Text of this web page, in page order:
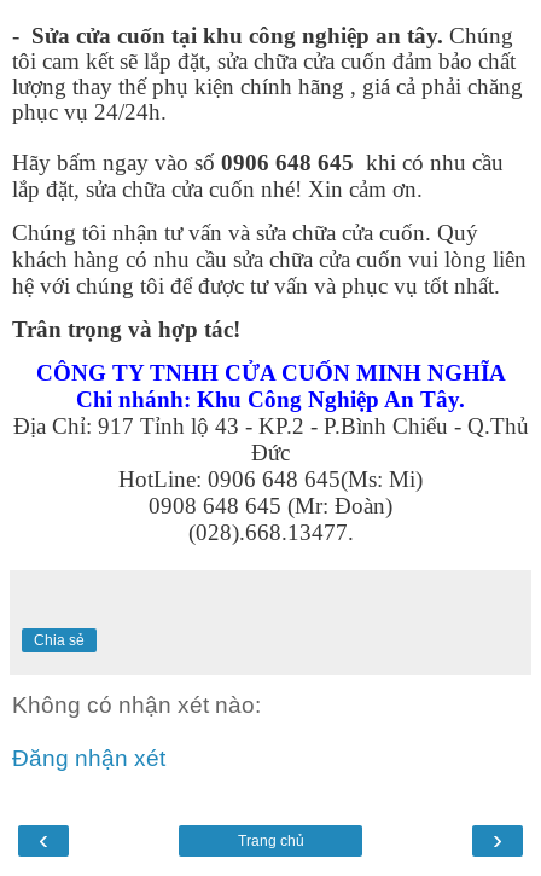
- Sửa cửa cuốn tại khu công nghiệp an tây. Chúng
tôi cam kết sẽ lắp đặt, sửa chữa cửa cuốn đảm bảo chất
lượng thay thế phụ kiện chính hãng , giá cả phải chăng
phục vụ 24/24h.
Hãy bấm ngay vào số 0906 648 645 khi có nhu cầu
lắp đặt, sửa chữa cửa cuốn nhé! Xin cảm ơn.
Chúng tôi nhận tư vấn và sửa chữa cửa cuốn. Quý
khách hàng có nhu cầu sửa chữa cửa cuốn vui lòng liên
hệ với chúng tôi để được tư vấn và phục vụ tốt nhất.
Trân trọng và hợp tác!
CÔNG TY TNHH CỬA CUỐN MINH NGHĨA
Chi nhánh: Khu Công Nghiệp An Tây.
Địa Chỉ: 917 Tỉnh lộ 43 - KP.2 - P.Bình Chiểu - Q.Thủ
Đức
HotLine: 0906 648 645(Ms: Mi)
0908 648 645 (Mr: Đoàn)
(028).668.13477.
Chia sẻ
Không có nhận xét nào:
Đăng nhận xét
‹ ›
Trang chủ